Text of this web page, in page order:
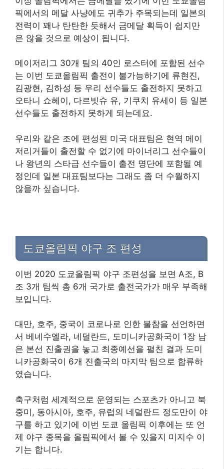
픽에서의 메달 사냥에도 귀추가 주목되는데 일본의
전력이 꽤나 탄탄한 듯해서 금메달 획득이 쉽지만
은 않을 것으로 예상이 됩니다.​
메이저리그 30개 팀의 40인 로스터에 포함된 선수
는 이번 도쿄올림픽 출전이 불가능하기에 류현진,
김광현, 김하성 등 우리 선수들도 출전하지 못하고
오타니 쇼헤이, 다르빗슈 유, 기쿠치 유세이 등 일본
선수들도 출전하지 못하게 되는데요.
​우리와 같은 조에 편성된 미국 대표팀은 현역 메이
저리거들이 출전할 수 없기에 마이너리그 선수들이
나 왕년의 스타급 선수들이 출전 명단에 포함될 예
정인데 일본 대표팀보다는 그래도 좀 더 수월하지
않을까 싶습니다.
도쿄올림픽 야구 조 편성
이번 2020 도쿄올림픽 야구 조편성을 보면 A조, B
조 3개 팀씩 총 6개 국가로 출전국가가 매우 부족해
보입니다.
대만, 호주, 중국이 코로나로 인한 불참을 선언하면
서 베네수엘라, 네덜란드, 도미니카공화국이 1장 남
은 본선 진출권을 놓고 최종예선을 펼친 결과 도미
니카공화국이 6개 진출국의 마지막 팀으로 합류하
였습니다.
축구처럼 세계적으로 운영되는 스포츠가 아니고 북
중미, 동아시아, 호주, 유럽의 네덜란드 정도만이 야
구를 하고 있기에 이번 도쿄 올림픽 이후에는 또 언
제 야구 종목을 올림픽에서 볼 수 있을지 미지수 이
기는 합니다.